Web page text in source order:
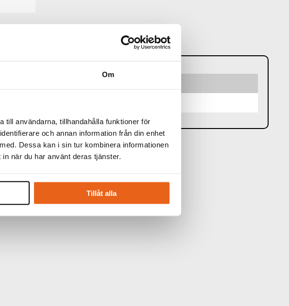
Om
till användarna, tillhandahålla funktioner för
och annan information från din enhet
Dessa kan i sin tur kombinera informationen
när du har använt deras tjänster.
Tillåt alla